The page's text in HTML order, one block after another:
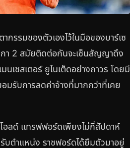
กรรมของตัวเองไว้ในมือของบาร์เซ
กา 2 สมัยติดต่อกันจะเซ็นสัญญาดึง
เชสเตอร์ ยูไนเต็ดอย่างถาวร โดยมี
อมรับการลดค่าจ้างที่มากกว่าที่เคย
อลด์ แทรฟฟอร์ดเพียงไม่กี่สัปดาห์
รับตำแหน่ง ราชฟอร์ดได้ยืมตัวมาอยู่